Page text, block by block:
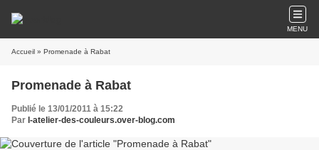
MENU
Accueil » Promenade à Rabat
Promenade à Rabat
Publié le 13/01/2011 à 15:22
Par l-atelier-des-couleurs.over-blog.com